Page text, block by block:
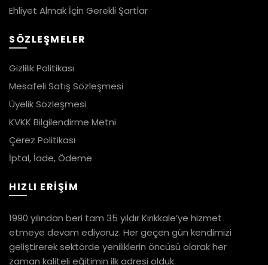
Ehliyet Almak İçin Gerekli Şartlar
SÖZLEŞMELER
Gizlilik Politikası
Mesafeli Satış Sözleşmesi
Üyelik Sözleşmesi
KVKK Bilgilendirme Metni
Çerez Politikası
İptal, İade, Ödeme
HIZLI ERİŞİM
1990 yılından beri tam 35 yıldır Kırıkkale’ye hizmet
etmeye devam ediyoruz. Her geçen gün kendimizi
geliştirerek sektörde yeniliklerin öncüsü olarak her
zaman kaliteli eğitimin ilk adresi olduk.